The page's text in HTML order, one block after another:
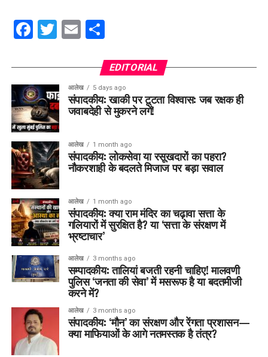
Facebook
Twitter
EmailShare
EDITORIAL
आलेख 5 days ago
संपादकीय: खाकी पर टूटता विश्वास: जब रक्षक ही
जवाबदेही से मुकरने लगें!
आलेख 1 month ago
संपादकीय: लोकसेवा या रसूखदारों का पहरा?
नौकरशाही के बदलते मिजाज पर बड़ा सवाल
आलेख 1 month ago
संपादकीय: क्या राम मंदिर का चढ़ावा सत्ता के
गलियारों में सुरक्षित है? या ‘सत्ता के संरक्षण में
भ्रष्टाचार’
आलेख 3 months ago
सम्पादकीय: तालियां बजती रहनी चाहिए! मालवणी
पुलिस ‘जनता की सेवा’ में मसरूफ है या बदतमीजी
करने में?
आलेख 3 months ago
संपादकीय: ‘मौन’ का संरक्षण और रेंगता प्रशासन—
क्या माफियाओं के आगे नतमस्तक है तंत्र?